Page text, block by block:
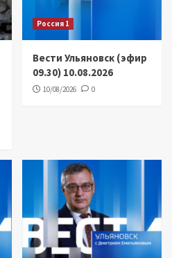
Россия 1
Вести Ульяновск (эфир
09.30) 10.08.2026
10/08/2026 0